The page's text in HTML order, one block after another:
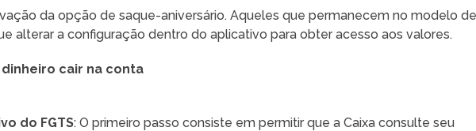
da opção de saque-aniversário. Aqueles que permanecem no modelo
alterar a configuração dentro do aplicativo para obter acesso aos valores.
cair na conta
do FGTS: O primeiro passo consiste em permitir que a Caixa consulte seu